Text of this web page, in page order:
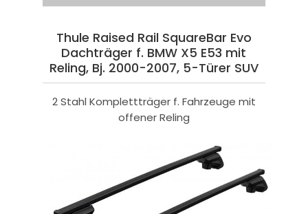
Thule Raised Rail SquareBar Evo
Dachträger f. BMW X5 E53 mit
Reling, Bj. 2000-2007, 5-Türer SUV
2 Stahl Komplettträger f. Fahrzeuge mit
offener Reling